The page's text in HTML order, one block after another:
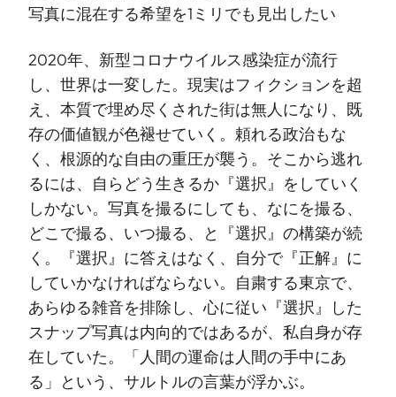
写真に混在する希望を1ミリでも見出したい
2020年、新型コロナウイルス感染症が流行
し、世界は一変した。現実はフィクションを超
え、本質で埋め尽くされた街は無人になり、既
存の価値観が色褪せていく。頼れる政治もな
く、根源的な自由の重圧が襲う。そこから逃れ
るには、自らどう生きるか『選択』をしていく
しかない。写真を撮るにしても、なにを撮る、
どこで撮る、いつ撮る、と『選択』の構築が続
く。『選択』に答えはなく、自分で『正解』に
していかなければならない。自粛する東京で、
あらゆる雑音を排除し、心に従い『選択』した
スナップ写真は内向的ではあるが、私自身が存
在していた。「人間の運命は人間の手中にあ
る」という、サルトルの言葉が浮かぶ。